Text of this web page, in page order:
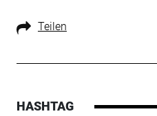
Teilen
HASHTAG